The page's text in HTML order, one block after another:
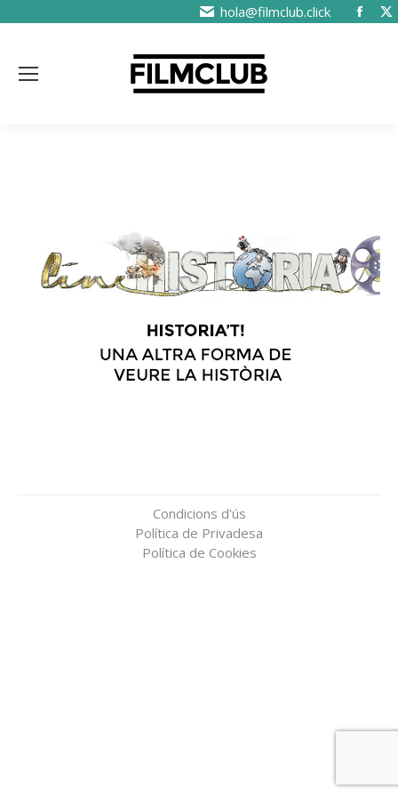
hola@filmclub.click
Condicions d'ús
Política de Privadesa
Política de Cookies